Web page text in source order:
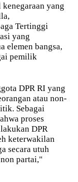
yang
Tertinggi
yang
elemen bangsa,
pemilik
DPR RI yang
atau non-
Sebagai
proses
DPR
keterwakilan
secara utuh
partai,"